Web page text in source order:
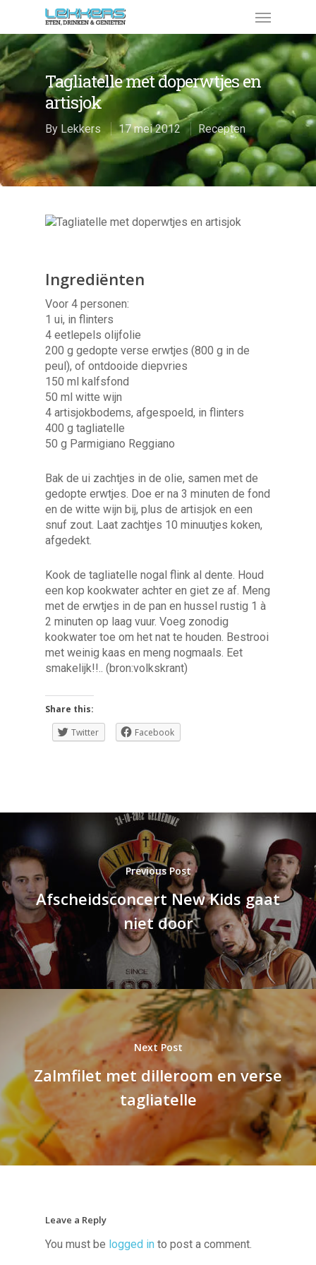
Tagliatelle met doperwtjes en
artisjok
By Lekkers 17 mei 2012 Recepten
Ingrediënten
Voor 4 personen:
1 ui, in flinters
4 eetlepels olijfolie
200 g gedopte verse erwtjes (800 g in de
peul), of ontdooide diepvries
150 ml kalfsfond
50 ml witte wijn
4 artisjokbodems, afgespoeld, in flinters
400 g tagliatelle
50 g Parmigiano Reggiano
Bak de ui zachtjes in de olie, samen met de
gedopte erwtjes. Doe er na 3 minuten de fond
en de witte wijn bij, plus de artisjok en een
snuf zout. Laat zachtjes 10 minuutjes koken,
afgedekt.
Kook de tagliatelle nogal flink al dente. Houd
een kop kookwater achter en giet ze af. Meng
met de erwtjes in de pan en hussel rustig 1 à
2 minuten op laag vuur. Voeg zonodig
kookwater toe om het nat te houden. Bestrooi
met weinig kaas en meng nogmaals. Eet
smakelijk!!.. (bron:volkskrant)
Share this:
Twitter
Facebook
Previous Post
Afscheidsconcert New Kids gaat
niet door
Next Post
Zalmfilet met dilleroom en verse
tagliatelle
Leave a Reply
You must be logged in to post a comment.